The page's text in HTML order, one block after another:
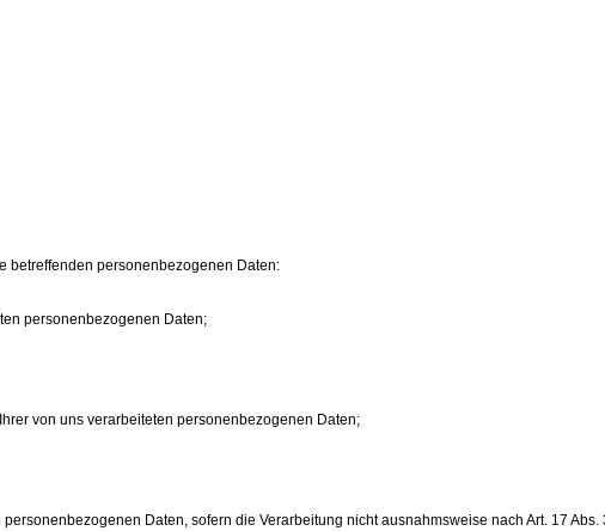
betreffenden personenbezogenen Daten:
personenbezogenen Daten;
von uns verarbeiteten personenbezogenen Daten;
Daten, sofern die Verarbeitung nicht ausnahmsweise nach Art. 17 Abs.